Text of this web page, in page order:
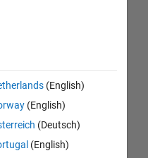
(English)
(English)
(Deutsch)
(English)